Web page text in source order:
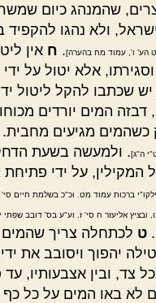
שהמנהג כיום
ולא נהגו להקפיד
הע' ו', עמוד מח בהערה]. ח אין
אלא יטול על
יש שכתבו להקל ליטול
דבזה המים יורדים
כשהמים מגיעים מחבית.
ה"ג]. ולמעשה בשעת
המקילין, על ידי פתיחת
ברכות עמוד מט. וכ"כ בשלמת חיים
. ט לכתחלה צריך שהמים
יהפוך ויסובב את
צד, ובין אצבעותיו,
לא באו המים על כל